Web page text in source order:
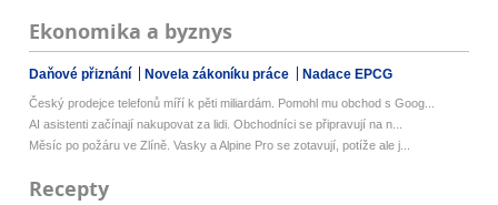
Ekonomika a byznys
Daňové přiznání Novela zákoníku práce Nadace EPCG
Český prodejce telefonů míří k pěti miliardám. Pomohl mu obchod s Goog...
AI asistenti začínají nakupovat za lidi. Obchodníci se připravují na n...
Měsíc po požáru ve Zlíně. Vasky a Alpine Pro se zotavují, potíže ale j...
Recepty